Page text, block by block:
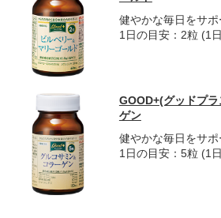
健やかな毎日をサポ
1日の目安：2粒 (1
GOOD+(グッドプ
ゲン
健やかな毎日をサポ
1日の目安：5粒 (1